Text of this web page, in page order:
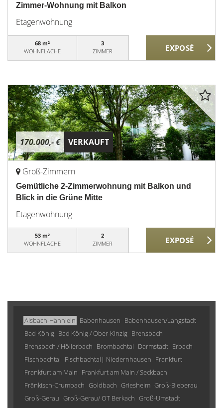
Zimmer-Wohnung mit Balkon
Etagenwohnung
68 m²
WOHNFLÄCHE
3
ZIMMER
170.000,- € VERKAUFT
Groß-Zimmern
Gemütliche 2-Zimmerwohnung mit Balkon und
Blick in die Grüne Mitte
Etagenwohnung
53 m²
WOHNFLÄCHE
2
ZIMMER
Alsbach-Hähnlein Babenhausen Babenhausen/Langstadt
Bad König Bad König / Ober-Kinzig Brensbach
Brensbach / Höllerbach Brombachtal Darmstadt Erbach
Fischbachtal Fischbachtal| Niedernhausen Frankfurt
Frankfurt am Main Frankfurt am Main / Seckbach
Fränkisch-Crumbach Goldbach Griesheim Groß-Bieberau
Groß-Gerau Groß-Gerau/ OT Berkach Groß-Umstadt